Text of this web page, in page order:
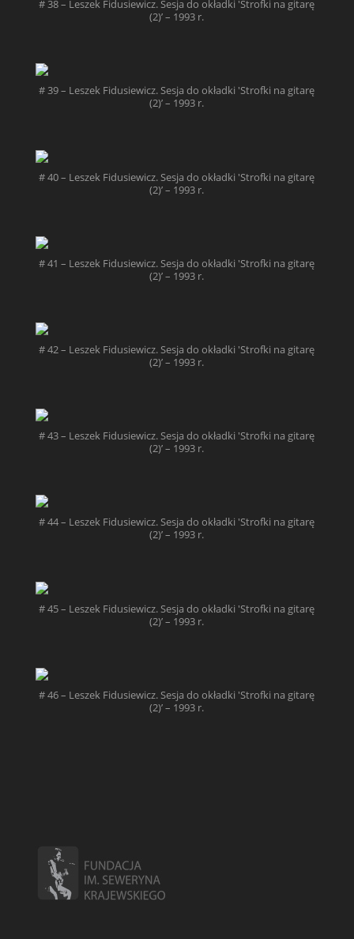
# 38 – Leszek Fidusiewicz. Sesja do okładki 'Strofki na gitarę
(2)’ – 1993 r.
# 39 – Leszek Fidusiewicz. Sesja do okładki 'Strofki na gitarę
(2)’ – 1993 r.
# 40 – Leszek Fidusiewicz. Sesja do okładki 'Strofki na gitarę
(2)’ – 1993 r.
# 41 – Leszek Fidusiewicz. Sesja do okładki 'Strofki na gitarę
(2)’ – 1993 r.
# 42 – Leszek Fidusiewicz. Sesja do okładki 'Strofki na gitarę
(2)’ – 1993 r.
# 43 – Leszek Fidusiewicz. Sesja do okładki 'Strofki na gitarę
(2)’ – 1993 r.
# 44 – Leszek Fidusiewicz. Sesja do okładki 'Strofki na gitarę
(2)’ – 1993 r.
# 45 – Leszek Fidusiewicz. Sesja do okładki 'Strofki na gitarę
(2)’ – 1993 r.
# 46 – Leszek Fidusiewicz. Sesja do okładki 'Strofki na gitarę
(2)’ – 1993 r.